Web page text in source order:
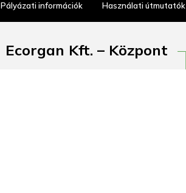
Pályázati információk Használati útmutatók
Ecorgan Kft. – Központ